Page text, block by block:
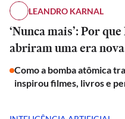
LEANDRO KARNAL
‘Nunca mais’: Por
abriram uma era nova
Como a bomba atômica
inspirou filmes, livros e